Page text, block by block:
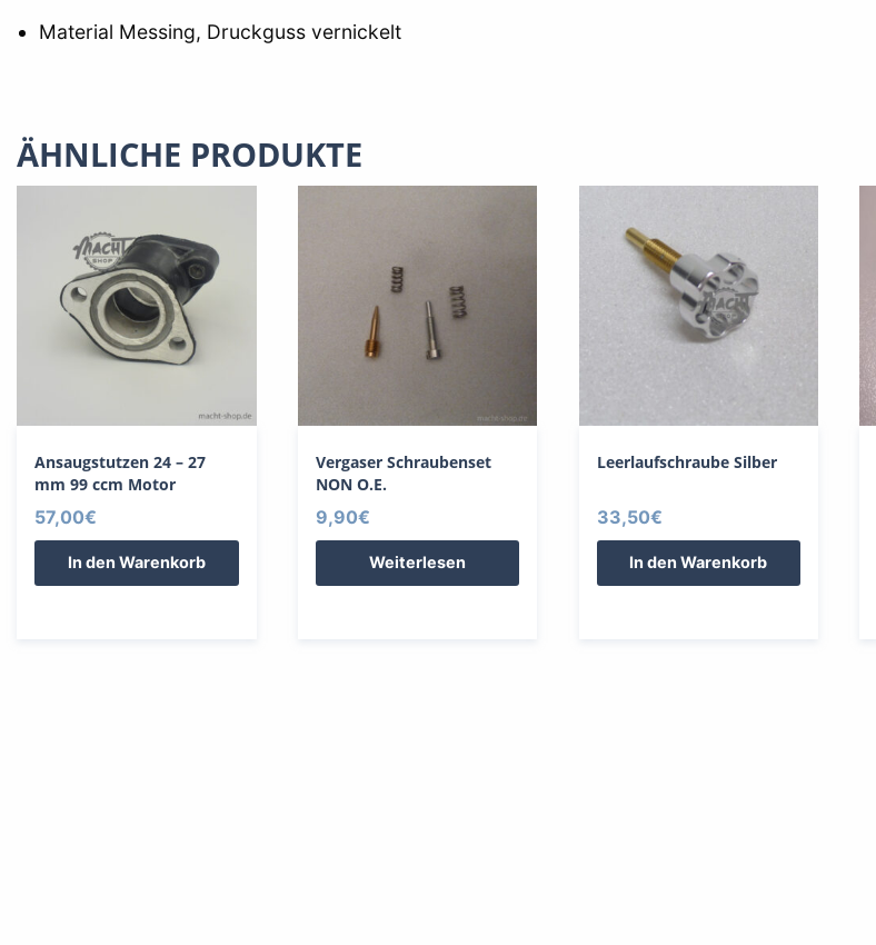
Material Messing, Druckguss vernickelt
ÄHNLICHE PRODUKTE
Ansaugstutzen 24 – 27
mm 99 ccm Motor
57,00€
In den Warenkorb
Vergaser Schraubenset
NON O.E.
9,90€
Weiterlesen
Leerlaufschraube Silber
33,50€
In den Warenkorb